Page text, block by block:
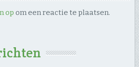
op om een reactie te plaatsen.